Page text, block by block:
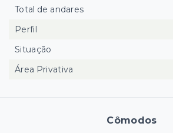
Cômodos
Total de andares
Perfil
Situação
Área Privativa